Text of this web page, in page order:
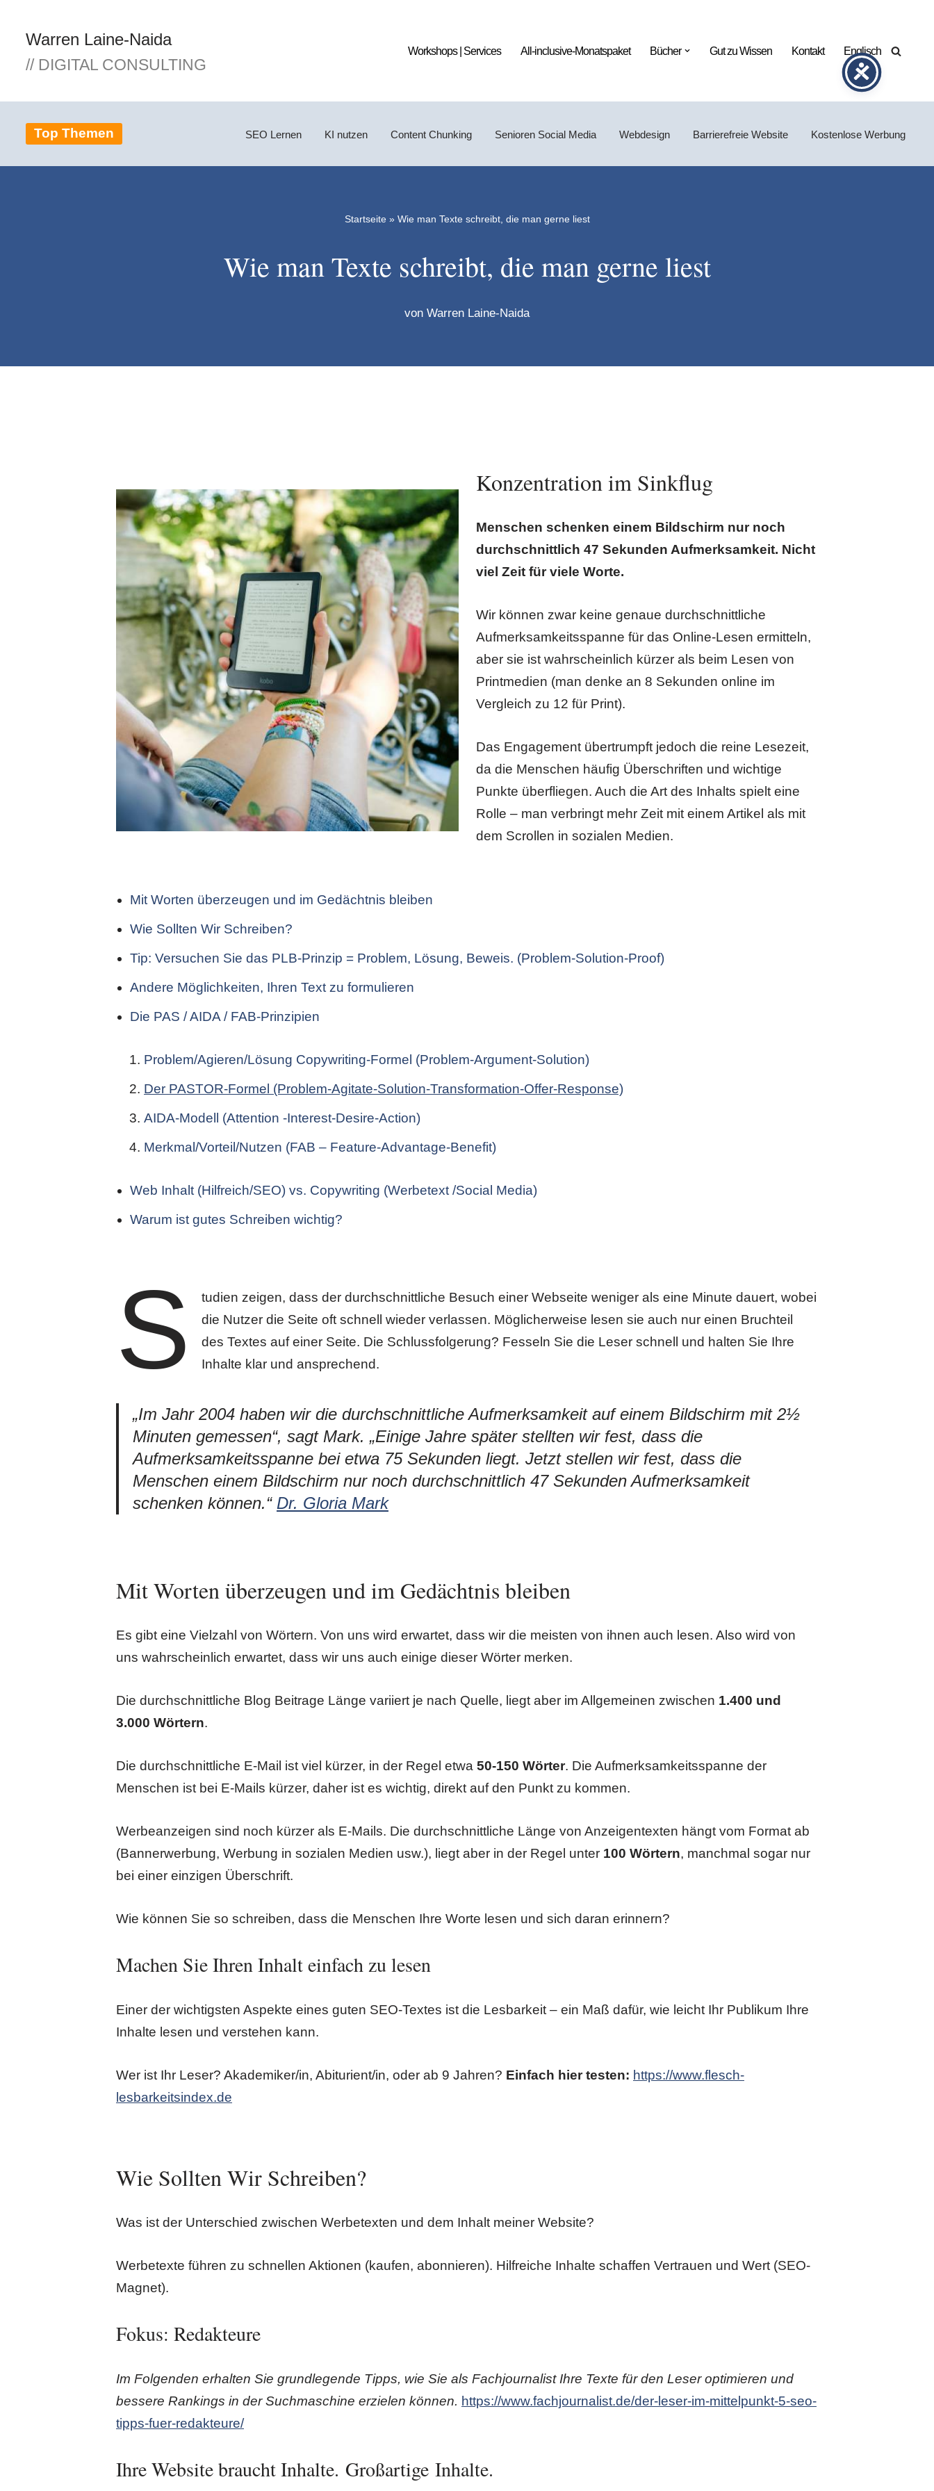
Zum
Inhalt
Warren Laine-Naida
// DIGITAL CONSULTING
Workshops | Services All-inclusive-Monatspaket Bücher Gut zu Wissen Kontakt Englisch
Top Themen SEO Lernen KI nutzen Content Chunking Senioren Social Media Webdesign Barrierefreie Website Kostenlose Werbung
Startseite» Wie man Texte schreibt, die man gerne liest
Wie man Texte schreibt, die man gerne liest
von Warren Laine-Naida
Konzentration im Sinkflug
Menschen schenken einem Bildschirm nur noch
durchschnittlich 47 Sekunden Aufmerksamkeit. Nicht
viel Zeit für viele Worte.
Wir können zwar keine genaue durchschnittliche
Aufmerksamkeitsspanne für das Online-Lesen ermitteln,
aber sie ist wahrscheinlich kürzer als beim Lesen von
Printmedien (man denke an 8 Sekunden online im
Vergleich zu 12 für Print).
Das Engagement übertrumpft jedoch die reine Lesezeit,
da die Menschen häufig Überschriften und wichtige
Punkte überfliegen. Auch die Art des Inhalts spielt eine
Rolle – man verbringt mehr Zeit mit einem Artikel als mit
dem Scrollen in sozialen Medien.
Mit Worten überzeugen und im Gedächtnis bleiben
Wie Sollten Wir Schreiben?
Tip: Versuchen Sie das PLB-Prinzip = Problem, Lösung, Beweis. (Problem-Solution-Proof)
Andere Möglichkeiten, Ihren Text zu formulieren
Die PAS / AIDA / FAB-Prinzipien
Problem/Agieren/Lösung Copywriting-Formel (Problem-Argument-Solution)
Der PASTOR-Formel (Problem-Agitate-Solution-Transformation-Offer-Response)
AIDA-Modell (Attention -Interest-Desire-Action)
Merkmal/Vorteil/Nutzen (FAB – Feature-Advantage-Benefit)
Web Inhalt (Hilfreich/SEO) vs. Copywriting (Werbetext /Social Media)
Warum ist gutes Schreiben wichtig?
S
tudien zeigen, dass der durchschnittliche Besuch einer Webseite weniger als eine Minute dauert, wobei
die Nutzer die Seite oft schnell wieder verlassen. Möglicherweise lesen sie auch nur einen Bruchteil
des Textes auf einer Seite. Die Schlussfolgerung? Fesseln Sie die Leser schnell und halten Sie Ihre
Inhalte klar und ansprechend.
„Im Jahr 2004 haben wir die durchschnittliche Aufmerksamkeit auf einem Bildschirm mit 2½
Minuten gemessen“, sagt Mark. „Einige Jahre später stellten wir fest, dass die
Aufmerksamkeitsspanne bei etwa 75 Sekunden liegt. Jetzt stellen wir fest, dass die
Menschen einem Bildschirm nur noch durchschnittlich 47 Sekunden Aufmerksamkeit
schenken können.“ Dr. Gloria Mark
Mit Worten überzeugen und im Gedächtnis bleiben
Es gibt eine Vielzahl von Wörtern. Von uns wird erwartet, dass wir die meisten von ihnen auch lesen. Also wird von
uns wahrscheinlich erwartet, dass wir uns auch einige dieser Wörter merken.
Die durchschnittliche Blog Beitrage Länge variiert je nach Quelle, liegt aber im Allgemeinen zwischen 1.400 und
3.000 Wörtern.
Die durchschnittliche E-Mail ist viel kürzer, in der Regel etwa 50-150 Wörter. Die Aufmerksamkeitsspanne der
Menschen ist bei E-Mails kürzer, daher ist es wichtig, direkt auf den Punkt zu kommen.
Werbeanzeigen sind noch kürzer als E-Mails. Die durchschnittliche Länge von Anzeigentexten hängt vom Format ab
(Bannerwerbung, Werbung in sozialen Medien usw.), liegt aber in der Regel unter 100 Wörtern, manchmal sogar nur
bei einer einzigen Überschrift.
Wie können Sie so schreiben, dass die Menschen Ihre Worte lesen und sich daran erinnern?
Machen Sie Ihren Inhalt einfach zu lesen
Einer der wichtigsten Aspekte eines guten SEO-Textes ist die Lesbarkeit – ein Maß dafür, wie leicht Ihr Publikum Ihre
Inhalte lesen und verstehen kann.
Wer ist Ihr Leser? Akademiker/in, Abiturient/in, oder ab 9 Jahren? Einfach hier testen: https://www.flesch-
lesbarkeitsindex.de
Wie Sollten Wir Schreiben?
Was ist der Unterschied zwischen Werbetexten und dem Inhalt meiner Website?
Werbetexte führen zu schnellen Aktionen (kaufen, abonnieren). Hilfreiche Inhalte schaffen Vertrauen und Wert (SEO-
Magnet).
Fokus: Redakteure
Im Folgenden erhalten Sie grundlegende Tipps, wie Sie als Fachjournalist Ihre Texte für den Leser optimieren und
bessere Rankings in der Suchmaschine erzielen können. https://www.fachjournalist.de/der-leser-im-mittelpunkt-5-seo-
tipps-fuer-redakteure/
Ihre Website braucht Inhalte. Großartige Inhalte.